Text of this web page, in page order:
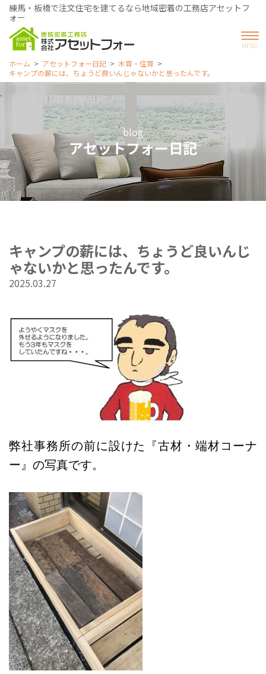
練馬・板橋で注文住宅を建てるなら地域密着の工務店アセットフ
ォー
ホーム アセットフォー日記
木育・住育
キャンプの薪には、ちょうど良いんじゃないかと思ったんです。
blog
アセットフォー日記
キャンプの薪には、ちょうど良いんじ
ゃないかと思ったんです。
2025.03.27
弊社事務所の前に設けた『古材・端材コーナ
ー』の写真です。